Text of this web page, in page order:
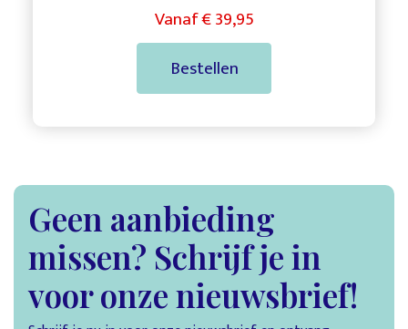
Vanaf € 39,95
Bestellen
Geen aanbieding
missen? Schrijf je in
voor onze nieuwsbrief!